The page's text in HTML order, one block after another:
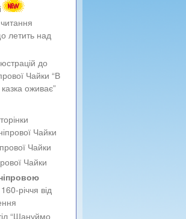
летить над
до
Чайки “В
оживає”
Чайки
Чайки
Чайки
річчя від
“Шануймо